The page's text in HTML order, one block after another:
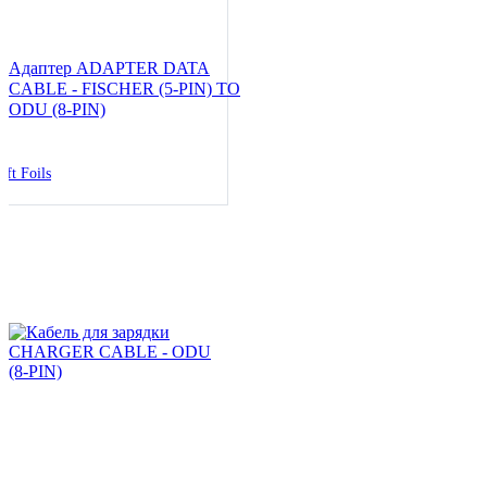
Адаптер ADAPTER DATA
CABLE - FISCHER (5-PIN) TO
ODU (8-PIN)
Foils